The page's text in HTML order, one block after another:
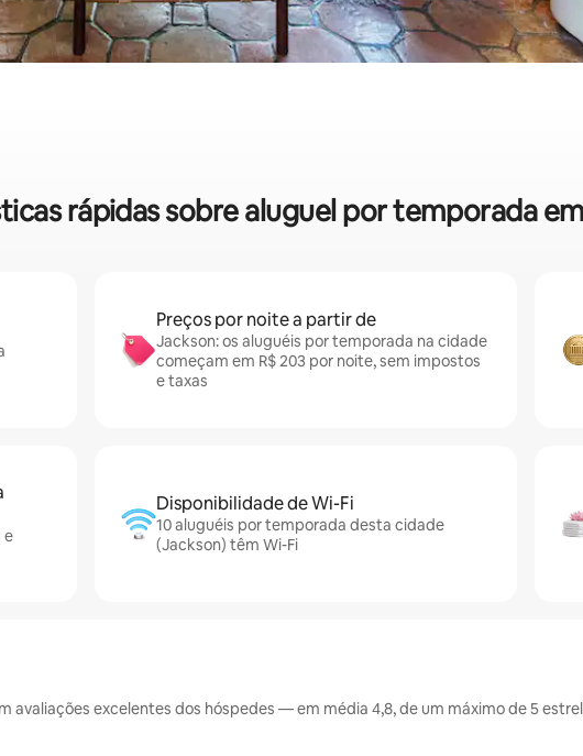
rápidas sobre aluguel por temporada
Preços por noite a partir de
Jackson: os aluguéis por temporada na cidade
começam em R$ 203 por noite, sem impostos
e taxas
e
Disponibilidade de Wi-Fi
10 aluguéis por temporada desta cidade
(Jackson) têm Wi-Fi
avaliações excelentes dos hóspedes — em média 4,8, de um máximo de 5